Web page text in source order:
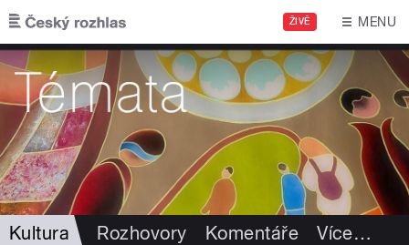
Přejít k hlavnímu obsahu
ŽIVĚ MENU
Kultura Rozhovory Komentáře Více…